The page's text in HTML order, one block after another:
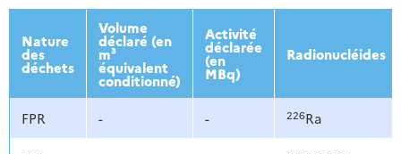
2013 2014 2015 2016
Nature
des
déchets
Volume
déclaré (en
m³
équivalent
conditionné)
Activité
déclarée
(en
MBq)
Radionucléides
FPR - - 226Ra